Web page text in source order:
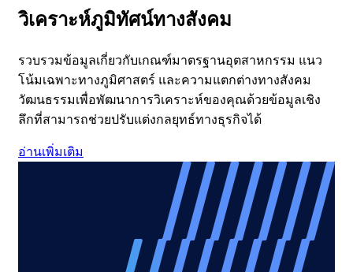
วิเคราะห์ภูมิทัศน์ทางสังคม
รวบรวมข้อมูลเกี่ยวกับเกณฑ์มาตรฐานอุตสาหกรรม แนว
โน้มเฉพาะทางภูมิศาสตร์ และความแตกต่างทางสังคม
วัฒนธรรมเพื่อพัฒนาการวิเคราะห์ของคุณด้วยข้อมูลเชิง
ลึกที่สามารถช่วยปรับแต่งกลยุทธ์ทางธุรกิจได้
อ่านเพิ่มเติม